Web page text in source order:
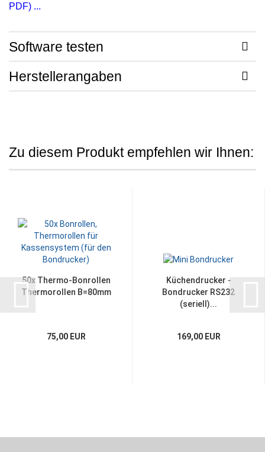
PDF) ...
Software testen
Herstellerangaben
Zu diesem Produkt empfehlen wir Ihnen:
50x Thermo-Bonrollen
Thermorollen B=80mm
75,00 EUR
Küchendrucker -
Bondrucker RS232
(seriell)...
169,00 EUR